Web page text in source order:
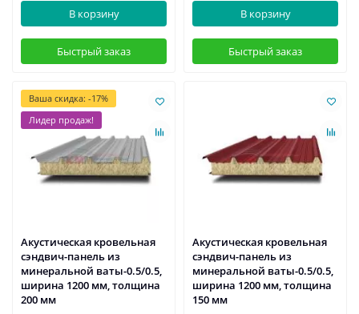
В корзину
Быстрый заказ
В корзину
Быстрый заказ
Ваша скидка: -17%
Лидер продаж!
Акустическая кровельная
сэндвич-панель из
минеральной ваты-0.5/0.5,
ширина 1200 мм, толщина
200 мм
Акустическая кровельная
сэндвич-панель из
минеральной ваты-0.5/0.5,
ширина 1200 мм, толщина
150 мм